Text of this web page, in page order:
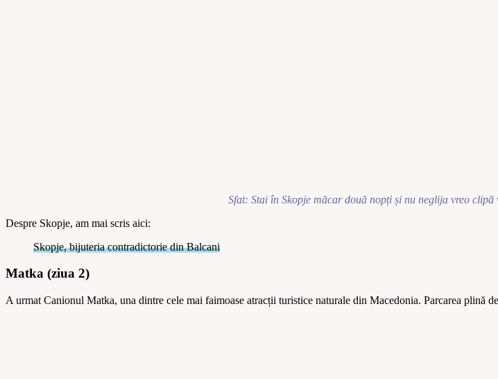
Sfat: Stai în Skopje măcar două nopți și nu neglija vreo
Despre Skopje, am mai scris aici:
Skopje, bijuteria contradictorie din Balcani
Matka (ziua 2)
A urmat Canionul Matka, una dintre cele mai faimoase atracții turistice naturale din Macedonia. Parcarea plină